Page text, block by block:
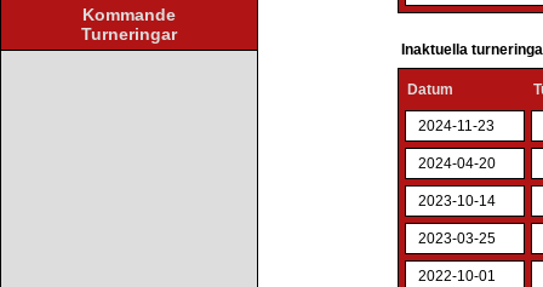
Kommande
Turneringar
Inaktuella
Datum
2024-11-23
2024-04-20
2023-10-14
2023-03-25
2022-10-01